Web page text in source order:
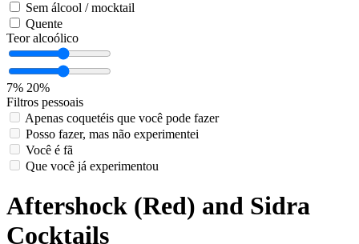
Sem álcool / mocktail
Quente
Teor alcoólico
7% 20%
Filtros pessoais
Apenas coquetéis que você pode fazer
Posso fazer, mas não experimentei
Você é fã
Que você já experimentou
Aftershock (Red) and Sidra
Cocktails